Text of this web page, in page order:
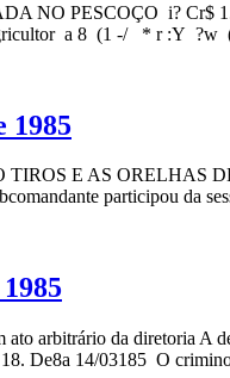
NO PESCOÇO i?
a 8 (1 -/ * r :Y ?w
1985
TIROS E AS ORELHAS
participou da
arbitrário da diretoria A
De8a 14/03185 O